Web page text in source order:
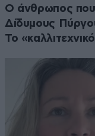
Ο άνθρωπος
Δίδυμους
Το